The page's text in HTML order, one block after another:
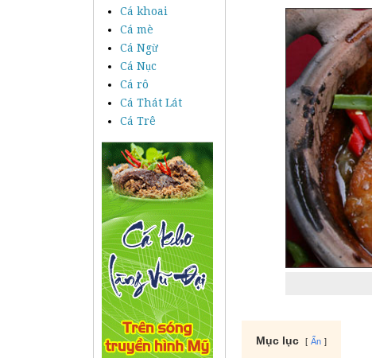
Cá khoai
Cá mè
Cá Ngừ
Cá Nục
Cá rô
Cá Thát Lát
Cá Trê
Mục lục Ẩn